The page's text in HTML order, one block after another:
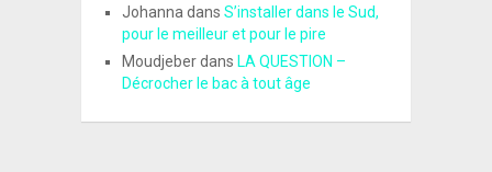
Johannadans S’installer dans le Sud,
pour le meilleur et pour le pire
Moudjeberdans LA QUESTION –
Décrocher le bac à tout âge